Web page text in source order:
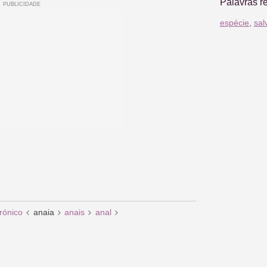
anaia anais anal
Palavras
espécie